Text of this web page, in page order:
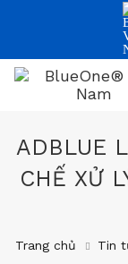
ADBLUE
CHẾ XỬ
Trang chủ Tin